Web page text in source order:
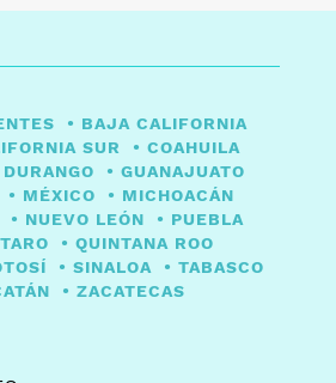
BAJA CALIFORNIA
SUR
COAHUILA
DURANGO
GUANAJUATO
MÉXICO
MICHOACÁN
NUEVO LEÓN
PUEBLA
QUINTANA ROO
SINALOA
TABASCO
ZACATECAS